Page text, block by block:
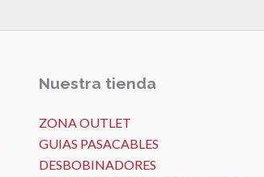
Nuestra tienda
ZONA OUTLET
GUIAS PASACABLES
DESBOBINADORES